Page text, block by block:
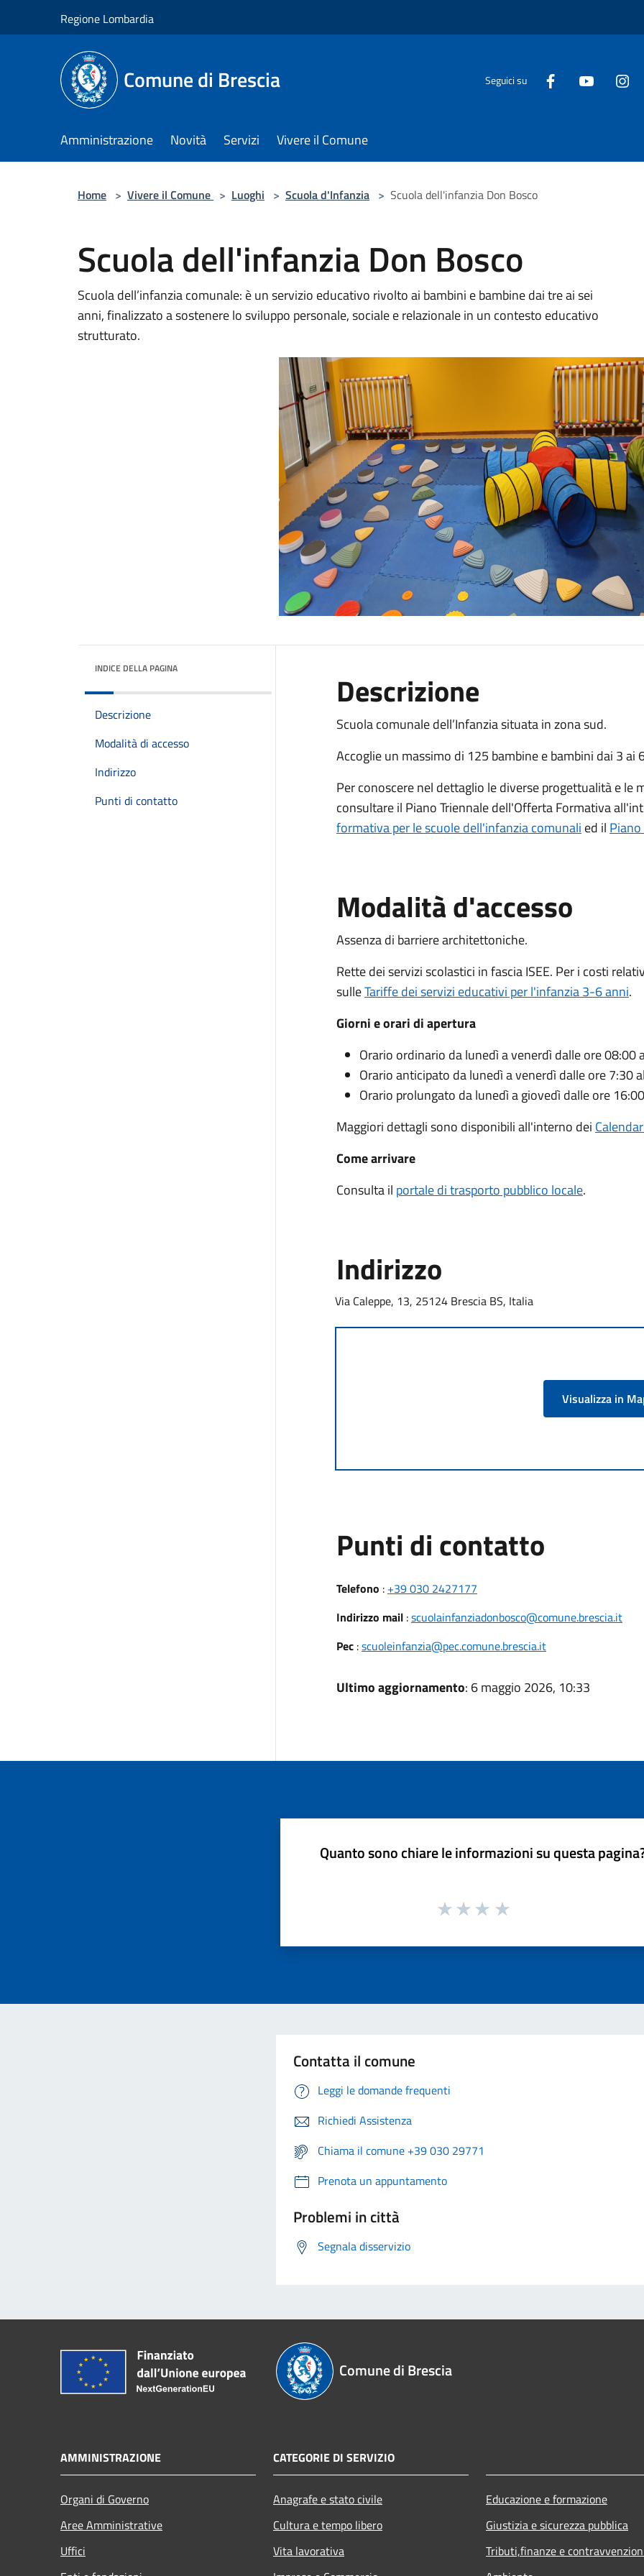
Regione Lombardia
Comune di Brescia Seguici su
Amministrazione Novità Servizi Vivere il Comune
Home > Vivere il Comune > Luoghi > Scuola d'Infanzia > Scuola dell'infanzia Don Bosco
Scuola dell'infanzia Don Bosco
Scuola dell’infanzia comunale: è un servizio educativo rivolto ai bambini e bambine dai tre ai sei
anni, finalizzato a sostenere lo sviluppo personale, sociale e relazionale in un contesto educativo
strutturato.
INDICE DELLA PAGINA
Descrizione
Modalità di accesso
Indirizzo
Punti di contatto
Descrizione
Scuola comunale dell’Infanzia situata in zona sud.
Accoglie un massimo di 125 bambine e bambini dai 3 ai
Per conoscere nel dettaglio le diverse progettualità e le
consultare il Piano Triennale dell'Offerta Formativa
formativa per le scuole dell'infanzia comunali ed il
Modalità d'accesso
Assenza di barriere architettoniche.
Rette dei servizi scolastici in fascia ISEE. Per i costi
sulleTariffe dei servizi educativi per l'infanzia 3-6 anni.
Giorni e orari di apertura
Orario ordinario da lunedì a venerdì dalle ore 08:00
Orario anticipato da lunedì a venerdì dalle ore 7:30
Orario prolungato da lunedì a giovedì dalle ore
Maggiori dettagli sono disponibili all'interno dei
Come arrivare
Consulta il portale di trasporto pubblico locale.
Indirizzo
Via Caleppe, 13, 25124 Brescia BS, Italia
Visualizza in
Punti di contatto
Telefono : +39 030 2427177
Indirizzo mail:scuolainfanziadonbosco@comune.brescia.it
Pec:scuoleinfanzia@pec.comune.brescia.it
Ultimo aggiornamento: 6 maggio 2026, 10:33
Quanto sono chiare le informazioni su questa
Contatta il comune
Leggi le domande frequenti
Richiedi Assistenza
Chiama il comune +39 030 29771
Prenota un appuntamento
Problemi in città
Segnala disservizio
Comune di Brescia
AMMINISTRAZIONE
Organi di Governo
Aree Amministrative
Uffici
CATEGORIE DI SERVIZIO
Anagrafe e stato civile
Cultura e tempo libero
Vita lavorativa
Educazione e formazione
Giustizia e sicurezza pubblica
Tributi,finanze e